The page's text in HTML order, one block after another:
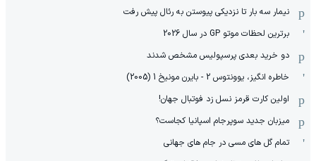
نیمار سه بار تا نزدیکی پیوستن به رئال پیش رفت
برترین لحظات موتو GP در سال 2026
دو خرید بعدی پرسپولیس مشخص شدند
خاطره انگیز، یوونتوس 2 - بایرن مونیخ 1 (2005)
اولین کارت قرمز نسل زد فوتبال جهان!
میزبان جدید سوپرجام اسپانیا کجاست؟
تمام گل های مسی در جام های جهانی